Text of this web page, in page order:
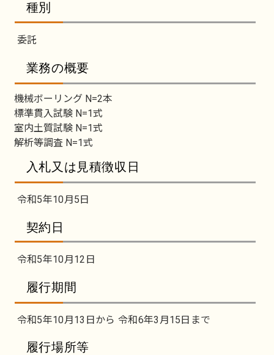
種別
委託
業務の概要
機械ボーリング N=2本
標準貫入試験 N=1式
室内土質試験 N=1式
解析等調査 N=1式
入札又は見積徴収日
令和5年10月5日
契約日
令和5年10月12日
履行期間
令和5年10月13日から 令和6年3月15日まで
履行場所等